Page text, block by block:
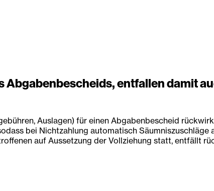
Abgabenbescheids, entfallen damit
Auslagen) für einen Abgabenbescheid
bei Nichtzahlung automatisch Säumniszuschläge
auf Aussetzung der Vollziehung statt, entfällt